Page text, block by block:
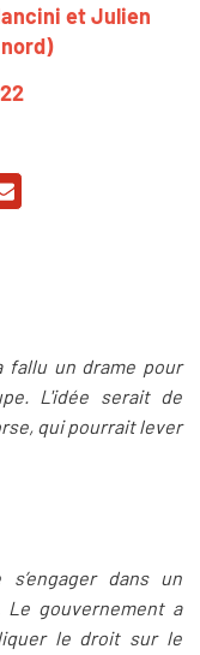
et Julien
fallu un drame pour
L'idée serait de
qui pourrait lever
dans un
gouvernement a
le droit sur le